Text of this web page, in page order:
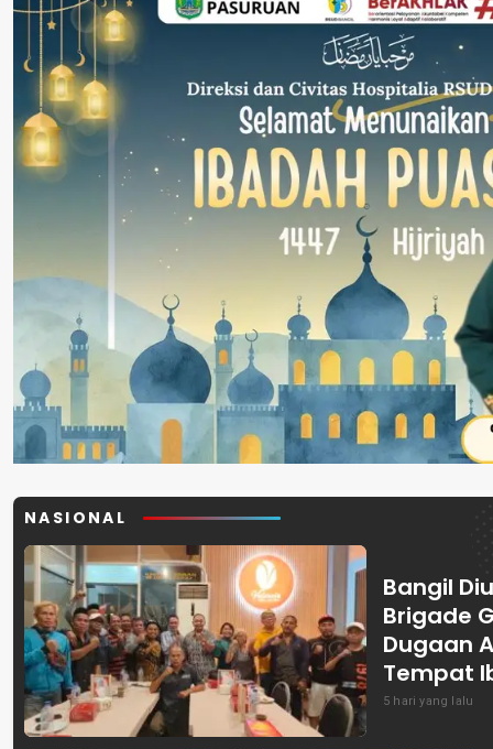
NASIONAL
Bangil
Brigade
Dugaan
Tempat
5 hari yang lalu